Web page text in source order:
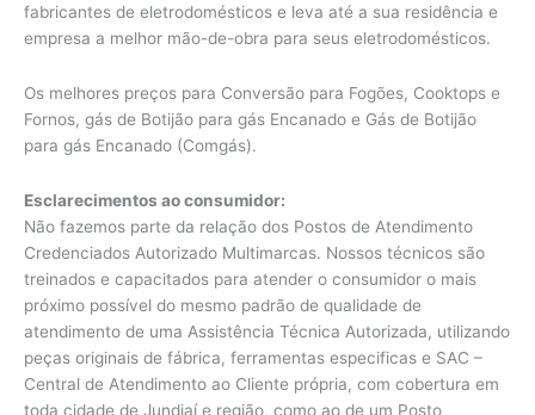
fabricantes de eletrodomésticos e leva até a sua residência e
empresa a melhor mão-de-obra para seus eletrodomésticos.
Os melhores preços para Conversão para Fogões, Cooktops e
Fornos, gás de Botijão para gás Encanado e Gás de Botijão
para gás Encanado (Comgás).
Esclarecimentos ao consumidor:
Não fazemos parte da relação dos Postos de Atendimento
Credenciados Autorizado Multimarcas. Nossos técnicos são
treinados e capacitados para atender o consumidor o mais
próximo possível do mesmo padrão de qualidade de
atendimento de uma Assistência Técnica Autorizada, utilizando
peças originais de fábrica, ferramentas especificas e SAC –
Central de Atendimento ao Cliente própria, com cobertura em
toda cidade de Jundiaí e região, como ao de um Posto